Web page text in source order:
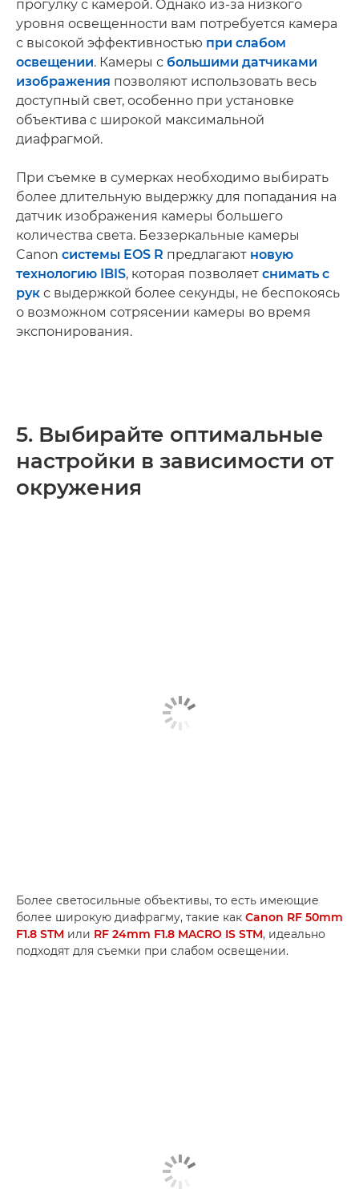
прогулку с камерой. Однако из-за низкого
уровня освещенности вам потребуется камера
с высокой эффективностью при слабом
освещении. Камеры с большими датчиками
изображения позволяют использовать весь
доступный свет, особенно при установке
объектива с широкой максимальной
диафрагмой.
При съемке в сумерках необходимо выбирать
более длительную выдержку для попадания на
датчик изображения камеры большего
количества света. Беззеркальные камеры
Canon системы EOS R предлагают новую
технологию IBIS, которая позволяет снимать с
рук с выдержкой более секунды, не беспокоясь
о возможном сотрясении камеры во время
экспонирования.
5. Выбирайте оптимальные
настройки в зависимости от
окружения
Более светосильные объективы, то есть имеющие
более широкую диафрагму, такие как Canon RF 50mm
F1.8 STM или RF 24mm F1.8 MACRO IS STM, идеально
подходят для съемки при слабом освещении.